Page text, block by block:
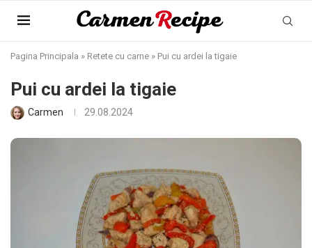
Pagina Principala » Retete cu carne » Pui cu ardei la tigaie
Pui cu ardei la tigaie
Carmen 29.08.2024